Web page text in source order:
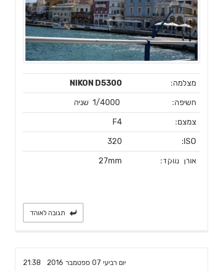
תגובה לאוהד
צפיה בגודל מקור
מצלמה: NIKON D5300
חשיפה: 1/4000 שניה
צמצם: F4
ISO:
320
אורך מוקד: 27mm
‏יום רביעי ‏07 ‏ספטמבר ‏2016 21:38